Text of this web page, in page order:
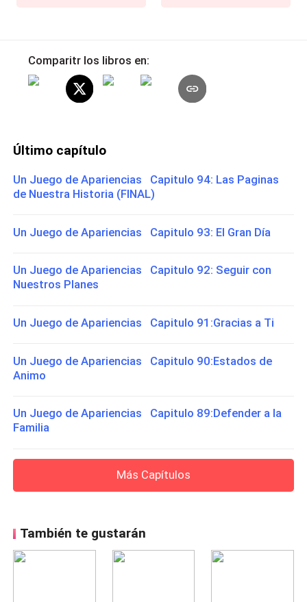
Comparitr los libros en:
Último capítulo
Un Juego de Apariencias Capitulo 94: Las Paginas
de Nuestra Historia (FINAL)
Un Juego de Apariencias Capitulo 93: El Gran Día
Un Juego de Apariencias Capitulo 92: Seguir con
Nuestros Planes
Un Juego de Apariencias Capitulo 91:Gracias a Ti
Un Juego de Apariencias Capitulo 90:Estados de
Animo
Un Juego de Apariencias Capitulo 89:Defender a la
Familia
Más Capítulos
También te gustarán